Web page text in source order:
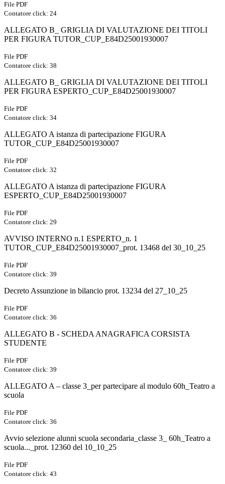
File PDF
Contatore click: 24
ALLEGATO B_ GRIGLIA DI VALUTAZIONE DEI TITOLI
PER FIGURA TUTOR_CUP_E84D25001930007
File PDF
Contatore click: 38
ALLEGATO B_ GRIGLIA DI VALUTAZIONE DEI TITOLI
PER FIGURA ESPERTO_CUP_E84D25001930007
File PDF
Contatore click: 34
ALLEGATO A istanza di partecipazione FIGURA
TUTOR_CUP_E84D25001930007
File PDF
Contatore click: 32
ALLEGATO A istanza di partecipazione FIGURA
ESPERTO_CUP_E84D25001930007
File PDF
Contatore click: 29
AVVISO INTERNO n.1 ESPERTO_n. 1
TUTOR_CUP_E84D25001930007_prot. 13468 del 30_10_25
File PDF
Contatore click: 39
Decreto Assunzione in bilancio prot. 13234 del 27_10_25
File PDF
Contatore click: 36
ALLEGATO B - SCHEDA ANAGRAFICA CORSISTA
STUDENTE
File PDF
Contatore click: 39
ALLEGATO A – classe 3_per partecipare al modulo 60h_Teatro a
scuola
File PDF
Contatore click: 36
Avvio selezione alunni scuola secondaria_classe 3_ 60h_Teatro a
scuola..._prot. 12360 del 10_10_25
File PDF
Contatore click: 43